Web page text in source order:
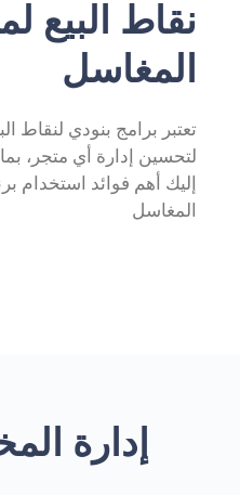
نقاط البيع
المغاسل
لتحسين إدارة أي متجر،
إليك أهم فوائد استخدام
المغاسل
إدارة